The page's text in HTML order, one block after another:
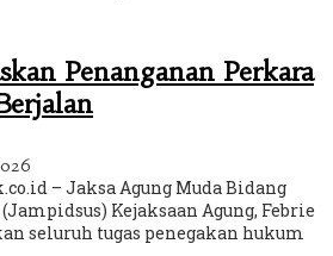
Penanganan Perkara
– Jaksa Agung Muda Bidang
Kejaksaan Agung, Febrie
seluruh tugas penegakan hukum